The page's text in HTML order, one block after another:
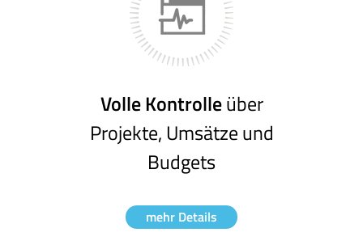
Volle Kontrolleüber
Projekte, Umsätze und
Budgets
mehr Details